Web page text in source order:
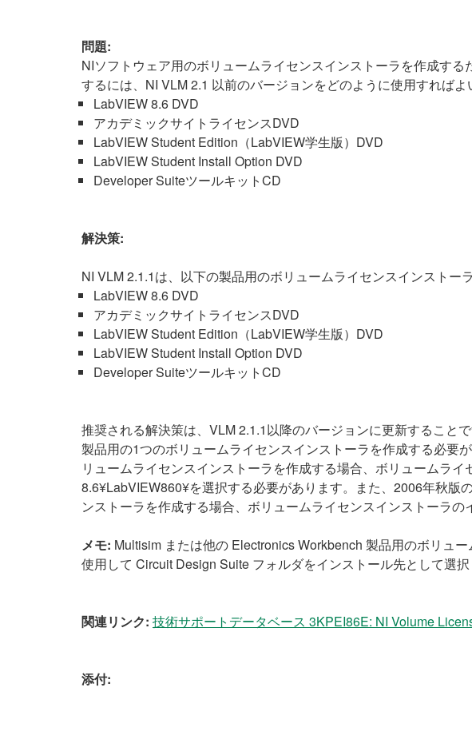
問題:
NIソフトウェア用のボリュームライセンスインストーラを作成す
するには、NI VLM 2.1 以前のバージョンをどのように使用すればよ
LabVIEW 8.6 DVD
アカデミックサイトライセンスDVD
LabVIEW Student Edition（LabVIEW学生版）DVD
LabVIEW Student Install Option DVD
Developer SuiteツールキットCD
解決策:
NI VLM 2.1.1は、以下の製品用のボリュームライセンスインストー
LabVIEW 8.6 DVD
アカデミックサイトライセンスDVD
LabVIEW Student Edition（LabVIEW学生版）DVD
LabVIEW Student Install Option DVD
Developer SuiteツールキットCD
推奨される解決策は、VLM 2.1.1以降のバージョンに更新すること
製品用の1つのボリュームライセンスインストーラを作成する必要
リュームライセンスインストーラを作成する場合、ボリュームラ
8.6¥LabVIEW860¥を選択する必要があります。また、2006年秋版
ンストーラを作成する場合、ボリュームライセンスインストーラ
メモ: Multisim または他の Electronics Workbench 製品用のボリュ
使用して Circuit Design Suite フォルダをインストール先として選択
関連リンク: 技術サポートデータベース 3KPEI86E: NI Volume
添付: